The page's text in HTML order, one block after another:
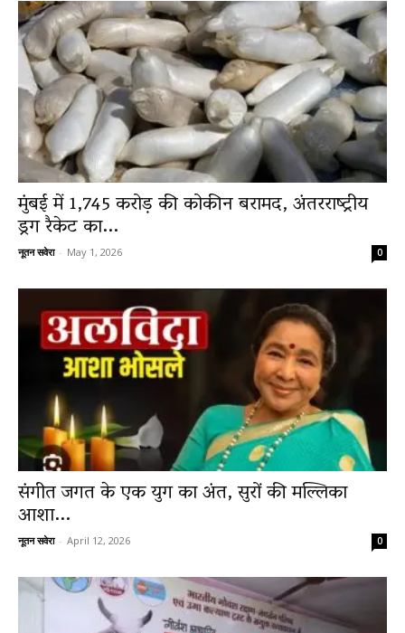
मुंबई में 1,745 करोड़ की कोकीन बरामद, अंतरराष्ट्रीय
ड्रग रैकेट का...
नूतन सवेरा - May 1, 2026 0
संगीत जगत के एक युग का अंत, सुरों की मल्लिका
आशा...
नूतन सवेरा - April 12, 2026 0